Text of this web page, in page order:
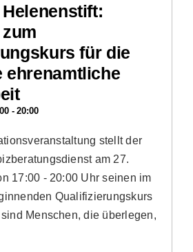
für die
ehrenamtliche
-20:00
stellt der
am 27.
17:00 - 20:00 Uhr seinen im
Qualifizierungskurs
Menschen, die überlegen,